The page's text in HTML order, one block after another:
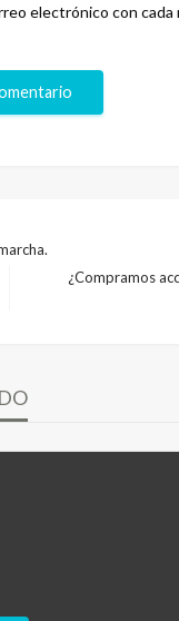
electrónico con cada
¿Compramos